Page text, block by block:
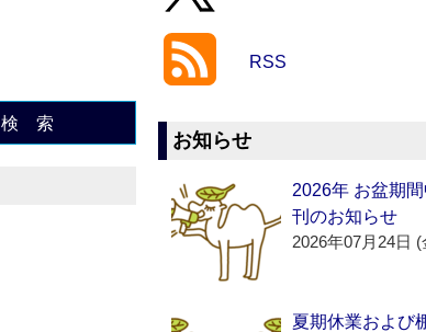
検 索
RSS
お知らせ
2026年 お盆期
刊のお知らせ
2026年07月24日 (
夏期休業および